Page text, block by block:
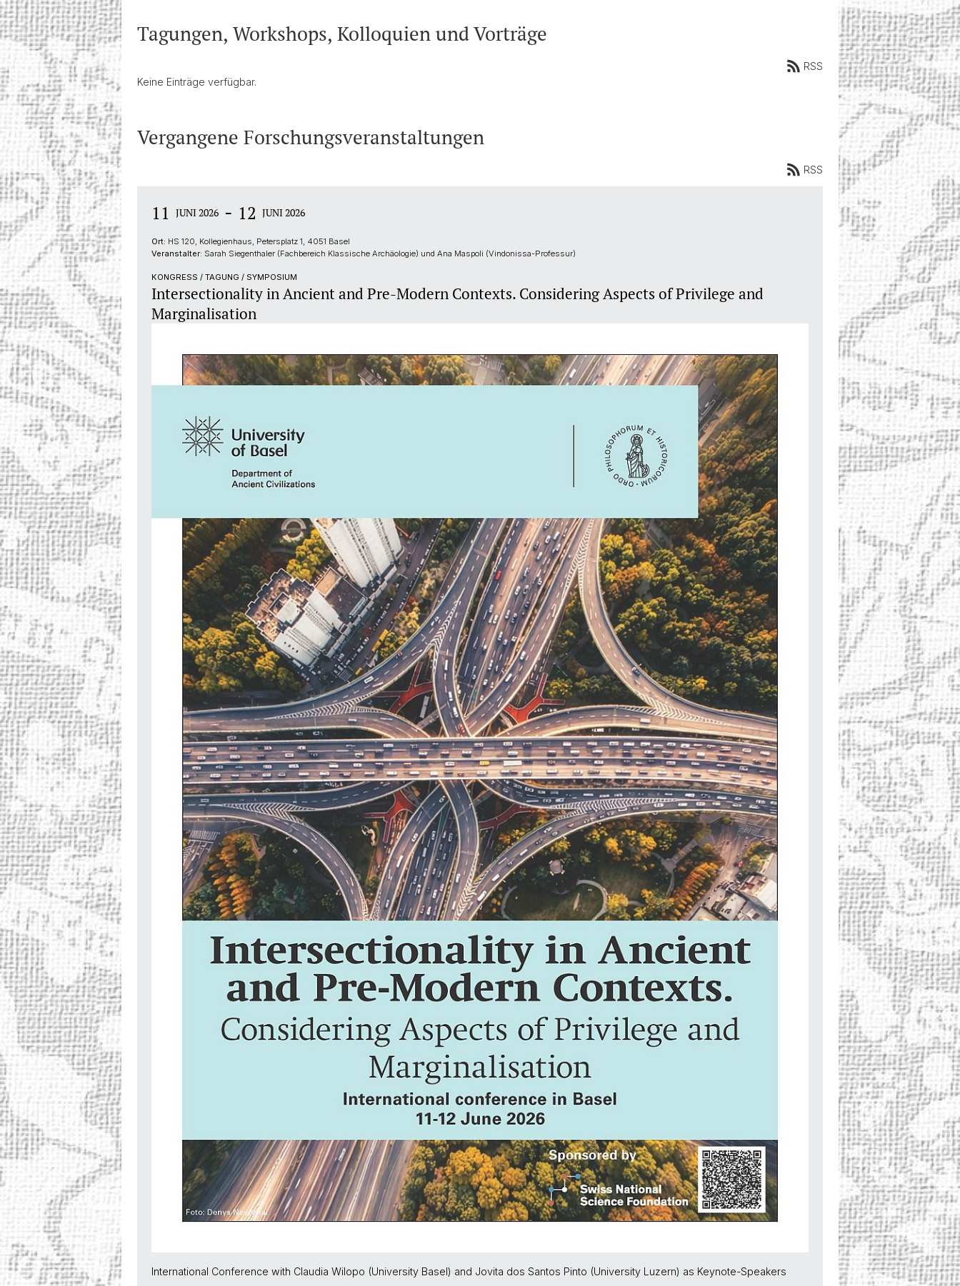
Tagungen, Workshops, Kolloquien und Vorträge
RSS
Keine Einträge verfügbar.
Vergangene Forschungsveranstaltungen
RSS
11 JUNI 2026 - 12 JUNI 2026
Ort: HS 120, Kollegienhaus, Petersplatz 1, 4051 Basel
Veranstalter: Sarah Siegenthaler (Fachbereich Klassische Archäologie) und Ana Maspoli (Vindonissa-Professur)
KONGRESS / TAGUNG / SYMPOSIUM
Intersectionality in Ancient and Pre-Modern Contexts. Considering Aspects of Privilege and
Marginalisation
International Conference with Claudia Wilopo (University Basel) and Jovita dos Santos Pinto (University Luzern) as Keynote-Speakers